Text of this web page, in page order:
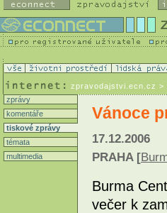
zpravodajstvi.ecn.cz >
zprávy
komentáře
tiskové zprávy
témata
multimedia
Vánoce
17.12.2006
PRAHA [
Burma
večer k